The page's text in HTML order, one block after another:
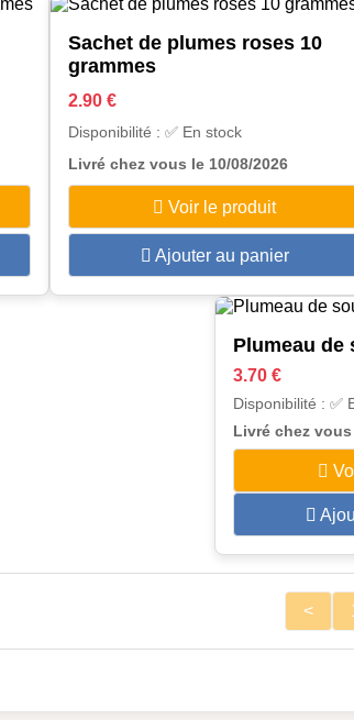
Sachet de plumes roses 10
grammes
2.90 €
Disponibilité : ✅ En stock
Livré chez vous le 10/08/2026
Voir le produit
Ajouter au panier
Plumeau de
3.70 €
Disponibilité : ✅
Livré chez vous
<